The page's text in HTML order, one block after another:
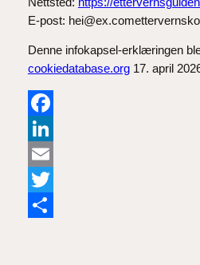
E-post: hei@ex.com
Denne infokapsel-erklæringen
cookiedatabase.org17. april
Facebook
LinkedIn
Email
Twitter